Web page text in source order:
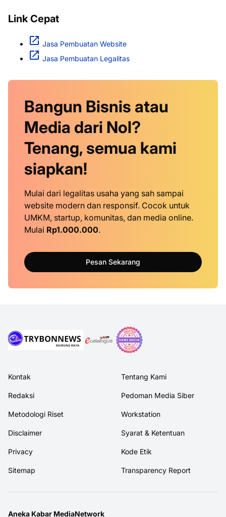
Link Cepat
Jasa Pembuatan Website
Jasa Pembuatan Legalitas
Bangun Bisnis atau
Media dari Nol?
Tenang, semua kami
siapkan!
Mulai dari legalitas usaha yang sah sampai
website modern dan responsif. Cocok untuk
UMKM, startup, komunitas, dan media online.
Mulai Rp1.000.000.
Pesan Sekarang
Kontak Tentang Kami
Redaksi Pedoman Media Siber
Metodologi Riset Workstation
Disclaimer Syarat & Ketentuan
Privacy Kode Etik
Sitemap Transparency Report
Aneka Kabar MediaNetwork